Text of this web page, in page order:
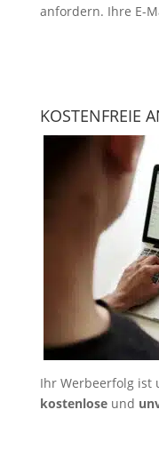
anfordern. Ihre E-
KOSTENFREIE
Ihr Werbeerfolg ist
kostenloseund